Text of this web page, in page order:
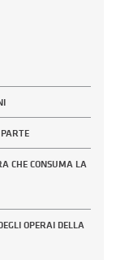
CHE CONSUMA LA
OPERAI DELLA